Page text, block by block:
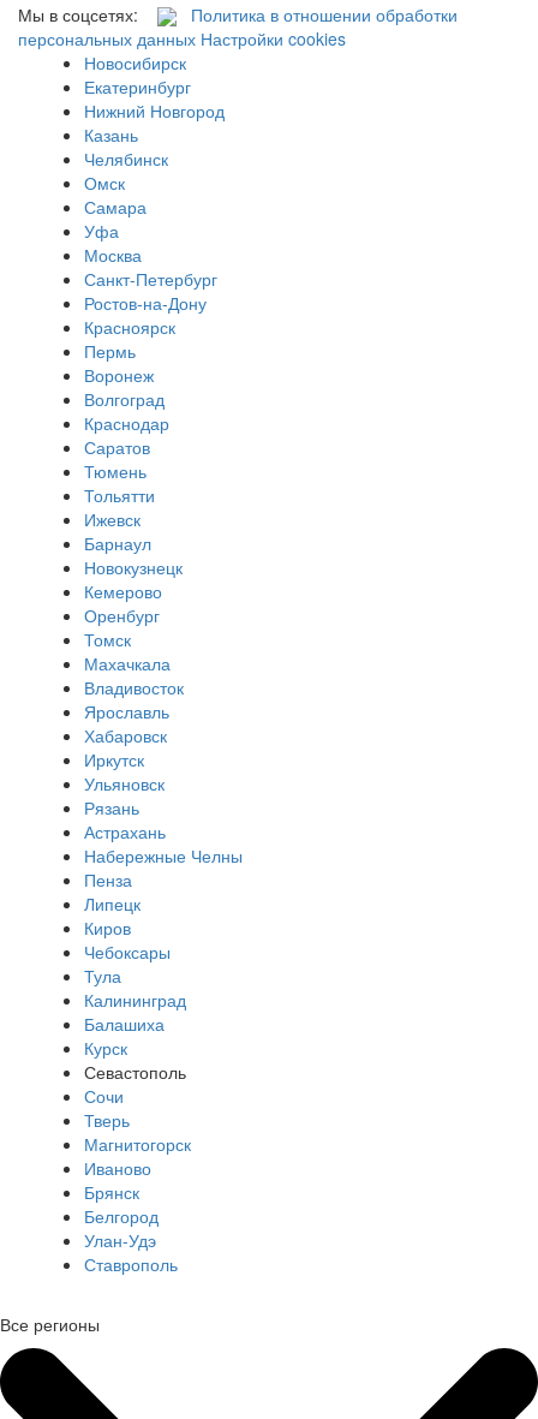
Мы в соцсетях:
Политика в отношении обработки
персональных данных Настройки cookies
Новосибирск
Екатеринбург
Нижний Новгород
Казань
Челябинск
Омск
Самара
Уфа
Москва
Санкт-Петербург
Ростов-на-Дону
Красноярск
Пермь
Воронеж
Волгоград
Краснодар
Саратов
Тюмень
Тольятти
Ижевск
Барнаул
Новокузнецк
Кемерово
Оренбург
Томск
Махачкала
Владивосток
Ярославль
Хабаровск
Иркутск
Ульяновск
Рязань
Астрахань
Набережные Челны
Пенза
Липецк
Киров
Чебоксары
Тула
Калининград
Балашиха
Курск
Севастополь
Сочи
Тверь
Магнитогорск
Иваново
Брянск
Белгород
Улан-Удэ
Ставрополь
Все регионы